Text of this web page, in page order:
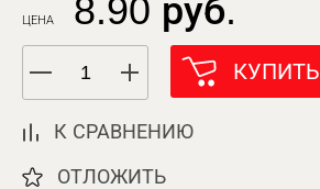
ЦЕНА 8.90 руб.
КУПИТЬ
К СРАВНЕНИЮ
ОТЛОЖИТЬ